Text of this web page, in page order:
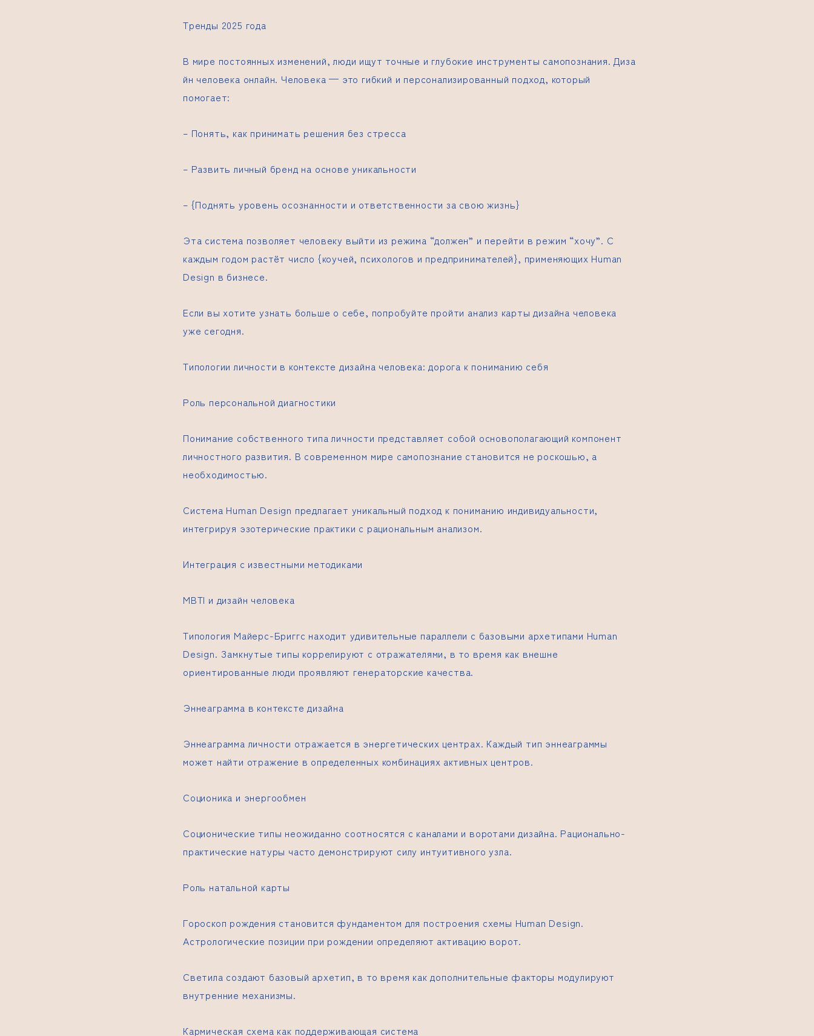
Тренды 2025 года
В мире постоянных изменений, люди ищут точные и глубокие инструменты самопознания.Диза
йн человека онлайн. Человека — это гибкий и персонализированный подход, который
помогает:
– Понять, как принимать решения без стресса
– Развить личный бренд на основе уникальности
– {Поднять уровень осознанности и ответственности за свою жизнь}
Эта система позволяет человеку выйти из режима “должен” и перейти в режим “хочу”. С
каждым годом растёт число {коучей, психологов и предпринимателей}, применяющих Human
Design в бизнесе.
Если вы хотите узнать больше о себе, попробуйте пройти анализ карты дизайна человека
уже сегодня.
Типологии личности в контексте дизайна человека: дорога к пониманию себя
Роль персональной диагностики
Понимание собственного типа личности представляет собой основополагающий компонент
личностного развития. В современном мире самопознание становится не роскошью, а
необходимостью.
Система Human Design предлагает уникальный подход к пониманию индивидуальности,
интегрируя эзотерические практики с рациональным анализом.
Интеграция с известными методиками
MBTI и дизайн человека
Типология Майерс-Бриггс находит удивительные параллели с базовыми архетипами Human
Design. Замкнутые типы коррелируют с отражателями, в то время как внешне
ориентированные люди проявляют генераторские качества.
Эннеаграмма в контексте дизайна
Эннеаграмма личности отражается в энергетических центрах. Каждый тип эннеаграммы
может найти отражение в определенных комбинациях активных центров.
Соционика и энергообмен
Соционические типы неожиданно соотносятся с каналами и воротами дизайна. Рационально-
практические натуры часто демонстрируют силу интуитивного узла.
Роль натальной карты
Гороскоп рождения становится фундаментом для построения схемы Human Design.
Астрологические позиции при рождении определяют активацию ворот.
Светила создают базовый архетип, в то время как дополнительные факторы модулируют
внутренние механизмы.
Кармическая схема как поддерживающая система